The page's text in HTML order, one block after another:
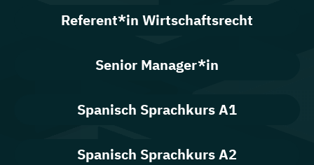
Referent*in Wirtschaftsrecht
Senior Manager*in
Spanisch Sprachkurs A1
Spanisch Sprachkurs A2